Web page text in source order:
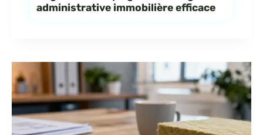
administrative immobilière efficace